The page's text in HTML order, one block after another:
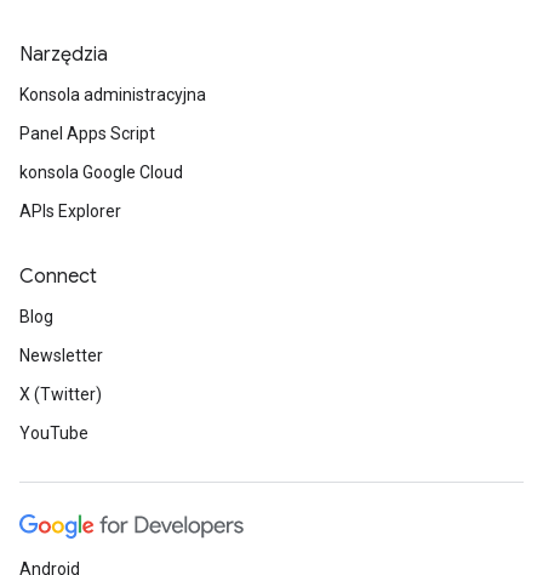
Narzędzia
Konsola administracyjna
Panel Apps Script
konsola Google Cloud
APIs Explorer
Connect
Blog
Newsletter
X (Twitter)
YouTube
Android